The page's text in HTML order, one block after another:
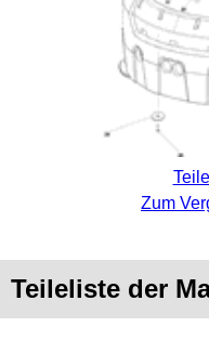
Zum
Teileliste der